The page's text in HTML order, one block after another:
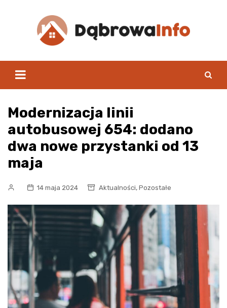
Modernizacja linii
autobusowej 654: dodano
dwa nowe przystanki od 13
maja
14 maja 2024 Aktualności, Pozostałe